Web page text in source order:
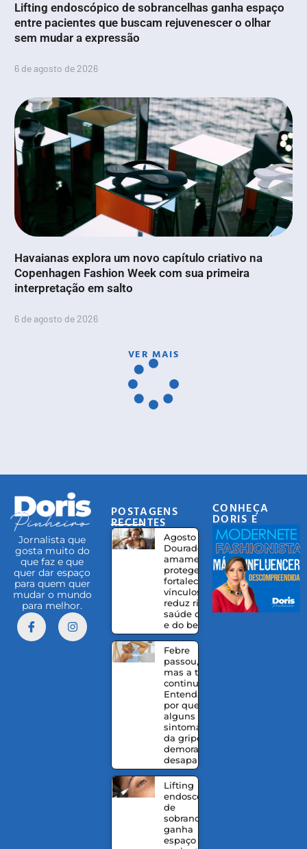
Lifting endoscópico de sobrancelhas ganha espaço
entre pacientes que buscam rejuvenescer o olhar
sem mudar a expressão
6 de agosto de 2026
Havaianas explora um novo capítulo criativo na
Copenhagen Fashion Week com sua primeira
interpretação em salto
6 de agosto de 2026
VER MAIS
Jornalista que
gosta muito do
que faz e que
quer dar espaço
para quem quer
mudar o mundo
para melhor.
POSTAGENS
RECENTES
Agosto
Dourado:
amamentação
protege,
fortalece
vínculos e
reduz riscos à
saúde da mãe
e do bebê
Febre
passou,
mas a tosse
continua?
Entenda
por que
alguns
sintomas
da gripe
demoram a
desaparecer
Lifting
endoscópico
de
sobrancelhas
ganha
espaço entre
CONHEÇA
DORIS E
EQUIPE